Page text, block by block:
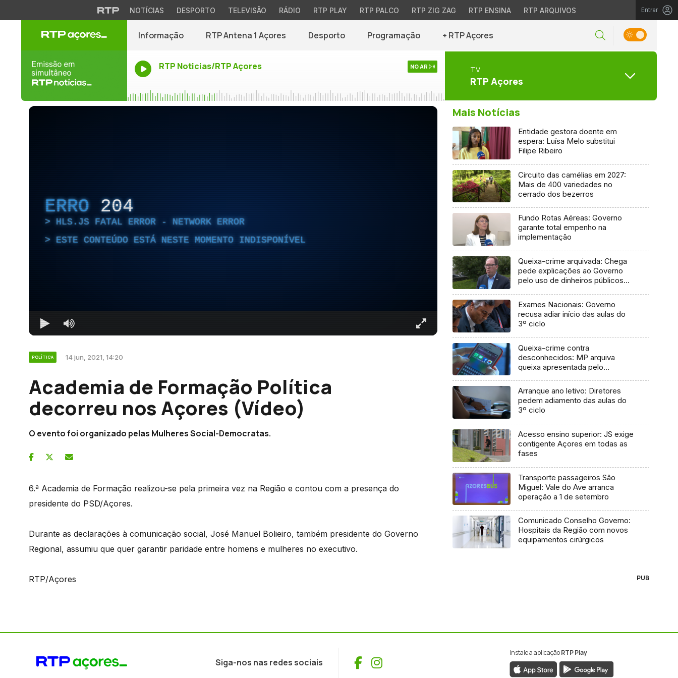
NOTÍCIAS DESPORTO TELEVISÃO RÁDIO RTP PLAY RTP PALCO RTP ZIG ZAG RTP ENSINA RTP ARQUIVOS Entrar
Informação RTP Antena 1 Açores Desporto Programação + RTP Açores
RTP Noticias/RTP Açores NO AR TV
RTP Açores
ERRO 204
HLS.JS FATAL ERROR - NETWORK ERROR
ESTE CONTEÚDO ESTÁ NESTE MOMENTO INDISPONÍVEL
POLÍTICA 14 jun, 2021, 14:20
Academia de Formação Política
decorreu nos Açores (Vídeo)
O evento foi organizado pelas Mulheres Social-Democratas.
6.ª Academia de Formação realizou-se pela primeira vez na Região e contou com a presença do
presidente do PSD/Açores.
Durante as declarações à comunicação social, José Manuel Bolieiro, também presidente do Governo
Regional, assumiu que quer garantir paridade entre homens e mulheres no executivo.
RTP/Açores
Mais Notícias
Entidade gestora doente em
espera: Luísa Melo substitui
Filipe Ribeiro
Circuito das camélias em 2027:
Mais de 400 variedades no
cerrado dos bezerros
Fundo Rotas Aéreas: Governo
garante total empenho na
implementação
Queixa-crime arquivada: Chega
pede explicações ao Governo
pelo uso de dinheiros públicos
Exames Nacionais: Governo
recusa adiar início das aulas do
3º ciclo
Queixa-crime contra
desconhecidos: MP arquiva
queixa apresentada pelo
Arranque ano letivo: Diretores
pedem adiamento das aulas do
3º ciclo
Acesso ensino superior: JS exige
contigente Açores em todas as
fases
Transporte passageiros São
Miguel: Vale do Ave arranca
operação a 1 de setembro
Comunicado Conselho Governo:
Hospitais da Região com novos
equipamentos cirúrgicos
PUB
Siga-nos nas redes sociais Facebook
Instagram
Instale a aplicaçãoRTP Play